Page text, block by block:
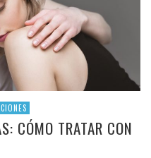
CÓMO TRATAR CON